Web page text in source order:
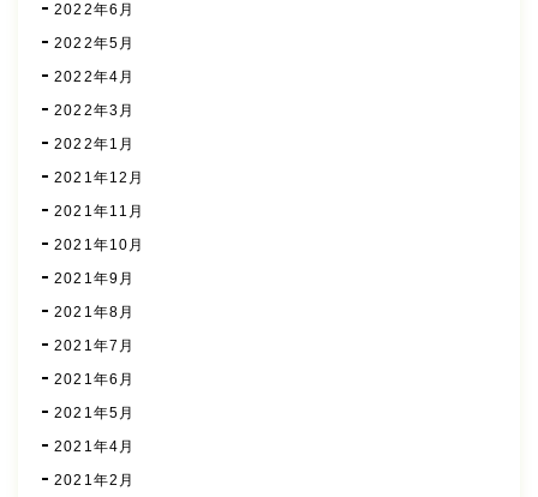
2022年6月
2022年5月
2022年4月
2022年3月
2022年1月
2021年12月
2021年11月
2021年10月
2021年9月
2021年8月
2021年7月
2021年6月
2021年5月
2021年4月
2021年2月